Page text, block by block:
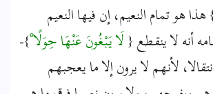
هو تمام النعيم، إن فيها النعيم
أنه لا ينقطع {لَا يَبْغُونَ عَنْهَا حِوَلًا ْ}-
لأنهم لا يرون إلا ما يعجبهم